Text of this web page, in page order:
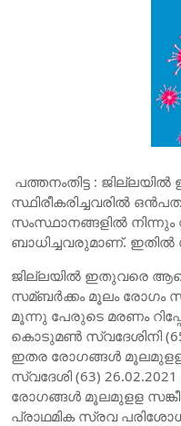
പത്തനംതിട്ട :
സ്ഥിരീകരിച്ചവരില്‍
സംസ്ഥാനങ്ങളില്‍
ബാധിച്ചവരുമാണ്.
ജില്ലയില്‍ ഇതുവരെ ആകെ
സമ്ബര്‍ക്കം മൂലം രോഗം
മൂന്നു പേരുടെ മരണം
കൊടുമണ്‍ സ്വദേശിനി
ഇതര രോഗങ്ങള്‍ മൂലമുളള
സ്വദേശി (63)
രോഗങ്ങള്‍ മൂലമുളള
പ്രാഥമിക സ്രവ